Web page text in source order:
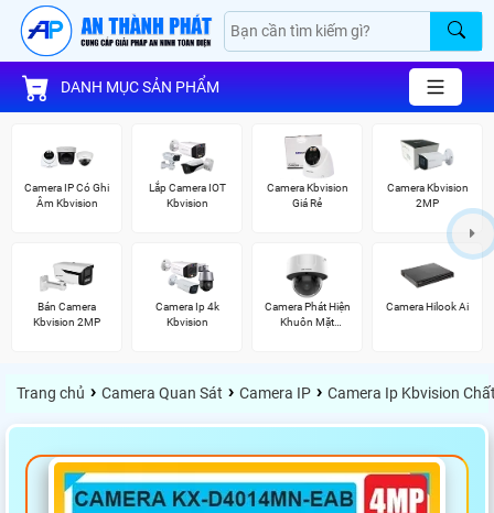
DANH MỤC SẢN PHẨM
Camera IP Có Ghi
Âm Kbvision
Lắp Camera IOT
Kbvision
Camera Kbvision
Giá Rẻ
Camera Kbvision
2MP
Bán Camera
Kbvision 2MP
Camera Ip 4k
Kbvision
Camera Phát Hiện
Khuôn Mặt
Camera Hilook Ai
Trang chủ › Camera Quan Sát › Camera IP › Camera Ip Kbvision